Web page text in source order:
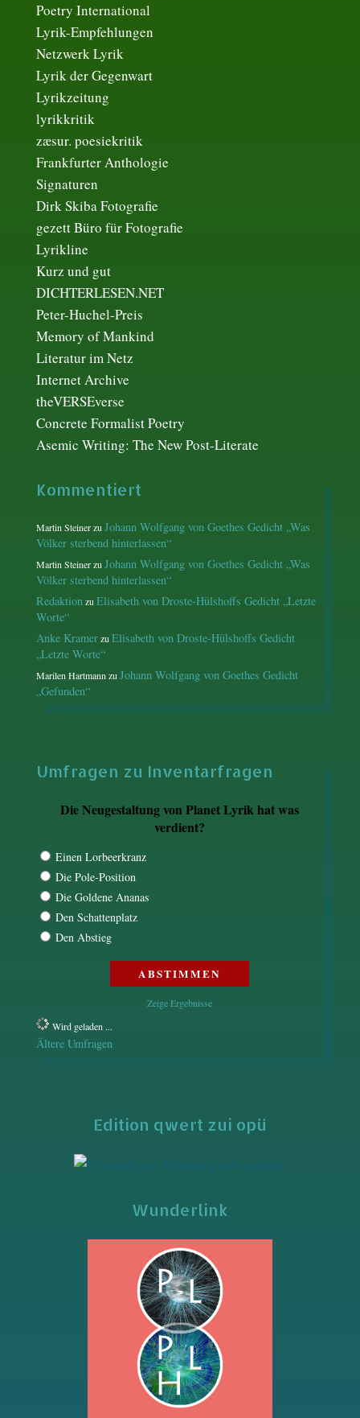
Poetry International
Lyrik-Empfehlungen
Netzwerk Lyrik
Lyrik der Gegenwart
Lyrikzeitung
lyrikkritik
zæsur. poesiekritik
Frankfurter Anthologie
Signaturen
Dirk Skiba Fotografie
gezett Büro für Fotografie
Lyrikline
Kurz und gut
DICHTERLESEN.NET
Peter-Huchel-Preis
Memory of Mankind
Literatur im Netz
Internet Archive
theVERSEverse
Concrete Formalist Poetry
Asemic Writing: The New Post-Literate
Kommentiert
Martin Steinerzu Johann Wolfgang von Goethes Gedicht „Was
Völker sterbend hinterlassen“
Martin Steinerzu Johann Wolfgang von Goethes Gedicht „Was
Völker sterbend hinterlassen“
Redaktion zu Elisabeth von Droste-Hülshoffs Gedicht „Letzte
Worte“
Anke Kramerzu Elisabeth von Droste-Hülshoffs Gedicht
„Letzte Worte“
Marilen Hartmann zu Johann Wolfgang von Goethes Gedicht
„Gefunden“
Umfragen zu Inventarfragen
Die Neugestaltung von Planet Lyrik hat was
verdient?
Einen Lorbeerkranz
Die Pole-Position
Die Goldene Ananas
Den Schattenplatz
Den Abstieg
Zeige Ergebnisse
Wird geladen ...
Ältere Umfragen
Edition qwert zui opü
Wunderlink